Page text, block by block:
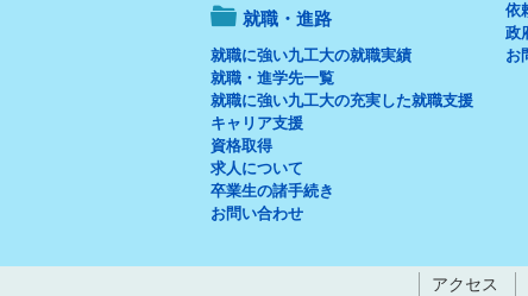
就職・進路
就職に強い九工大の就職実績
就職・進学先一覧
就職に強い九工大の充実した就職支援
キャリア支援
資格取得
求人について
卒業生の諸手続き
お問い合わせ
依
政
お
アクセス